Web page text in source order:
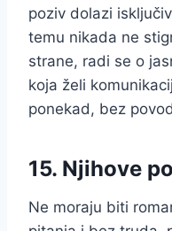
poziv dolazi
temu nikada ne
strane, radi se o
koja želi
ponekad, bez
15. Njihove
Ne moraju biti